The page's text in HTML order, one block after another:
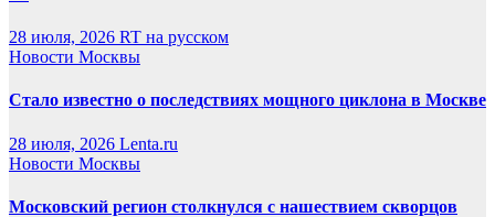
28 июля, 2026 RT на русском
Новости Москвы
Стало известно о последствиях мощного циклона в Москве
28 июля, 2026 Lenta.ru
Новости Москвы
Московский регион столкнулся с нашествием скворцов